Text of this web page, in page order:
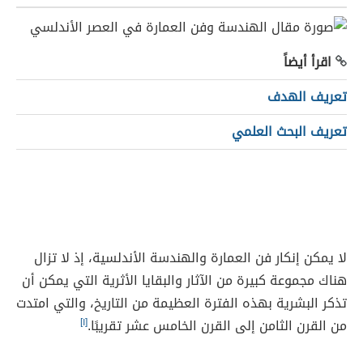
اقرأ أيضاً
تعريف الهدف
تعريف البحث العلمي
لا يمكن إنكار فن العمارة والهندسة الأندلسية، إذ لا تزال
هناك مجموعة كبيرة من الآثار والبقايا الأثرية التي يمكن أن
تذكر البشرية بهذه الفترة العظيمة من التاريخ، والتي امتدت
من القرن الثامن إلى القرن الخامس عشر تقريبًا.[١]